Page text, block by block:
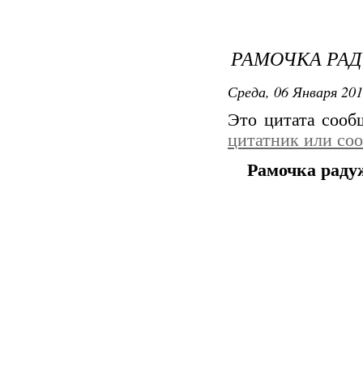
РАМОЧКА
Среда, 06 Января
Это цитата
цитатник или
Рамочка